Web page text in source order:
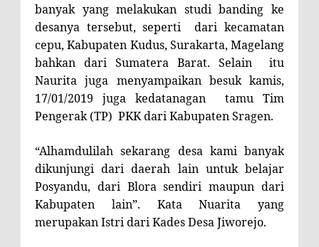
banyak yang melakukan studi banding ke
desanya tersebut, seperti
dari kecamatan
cepu, Kabupaten Kudus, Surakarta, Magelang
bahkan dari Sumatera Barat. Selain itu
Naurita juga menyampaikan besuk kamis,
17/01/2019 juga kedatanagan
tamu Tim
Pengerak (TP) PKK dari Kabupaten Sragen.
“Alhamdulilah sekarang desa kami banyak
dikunjungi dari daerah lain untuk belajar
Posyandu, dari Blora sendiri maupun dari
Kabupaten lain”. Kata Nuarita yang
merupakan Istri dari Kades Desa Jiworejo.